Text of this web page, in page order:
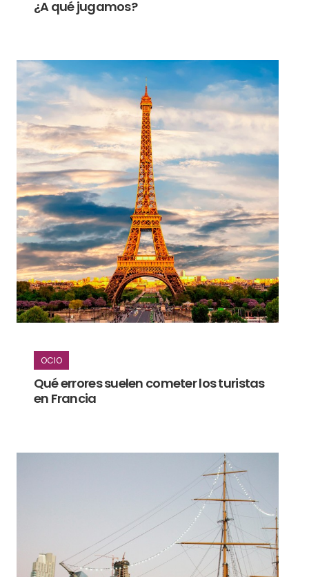
¿A qué jugamos?
OCIO
Qué errores suelen cometer los turistas
en Francia